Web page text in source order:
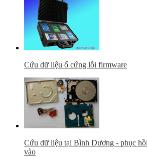
Cứu dữ liệu ổ cứng lỗi firmware
Cứu dữ liệu tại Bình Dương - phục
vào